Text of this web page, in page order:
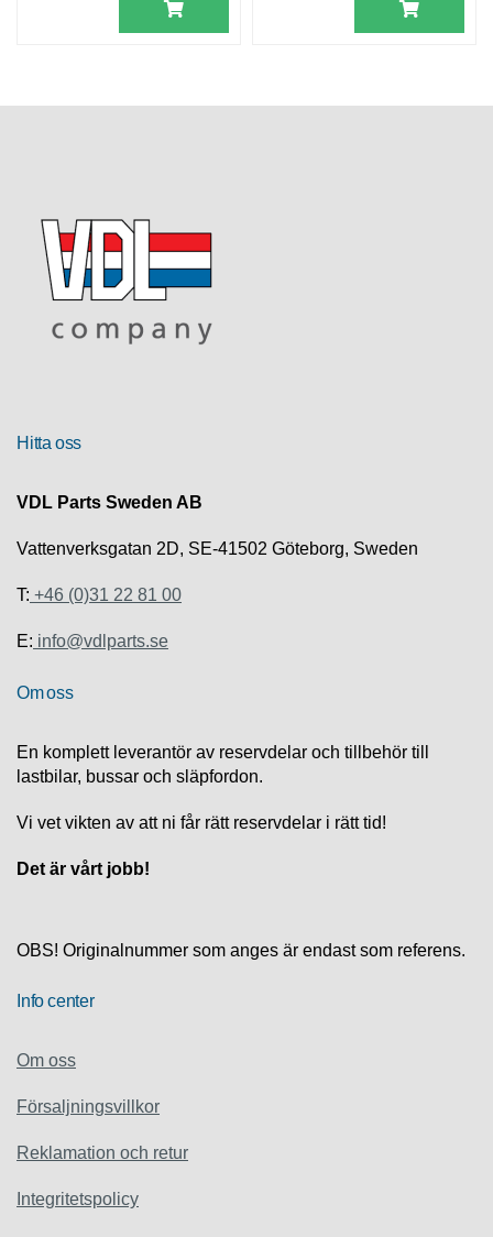
Hitta oss
VDL Parts Sweden AB
Vattenverksgatan 2D, SE-41502 Göteborg, Sweden
T: +46 (0)31 22 81 00
E: info@vdlparts.se
Om oss
En komplett leverantör av reservdelar och tillbehör till
lastbilar, bussar och släpfordon.
Vi vet vikten av att ni får rätt reservdelar i rätt tid!
Det är vårt jobb!
OBS! Originalnummer som anges är endast som referens.
Info center
Om oss
Försaljningsvillkor
Reklamation och retur
Integritetspolicy